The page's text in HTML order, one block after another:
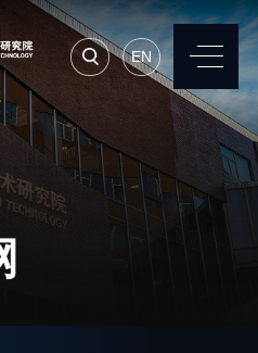
EN
联系我们
先进集成技术研究所